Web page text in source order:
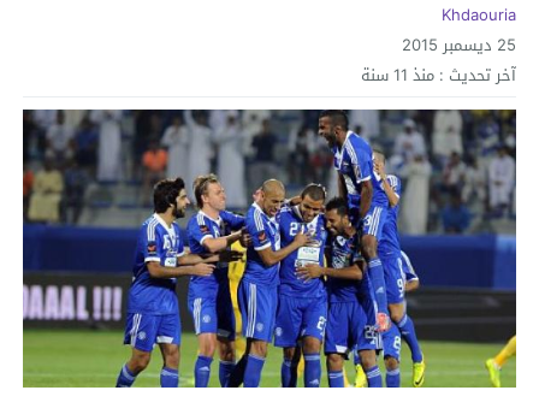
Khdaouria
25 ديسمبر 2015
آخر تحديث : منذ 11 سنة